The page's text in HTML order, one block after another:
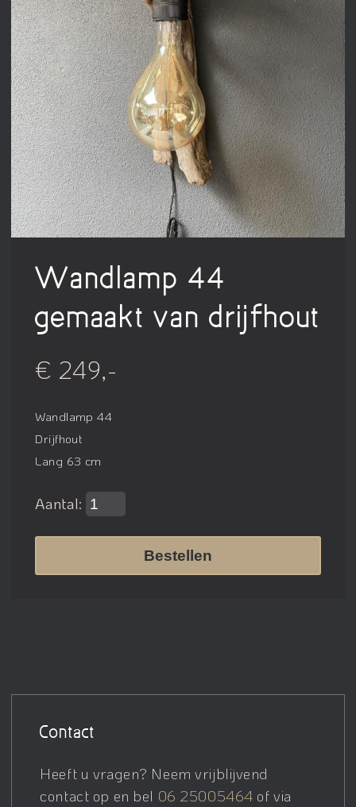
Wandlamp 44
gemaakt van drijfhout
€ 249,-
Wandlamp 44
Drijfhout
Lang 63 cm
Aantal:
Bestellen
Contact
Heeft u vragen? Neem vrijblijvend
contact op en bel 06 25005464 of via